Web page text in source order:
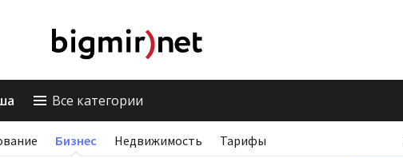
Все категории
Бизнес Недвижимость Тарифы